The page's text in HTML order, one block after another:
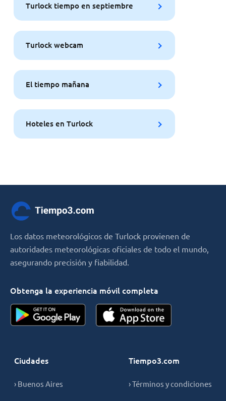
Turlock tiempo en septiembre
Turlock webcam
El tiempo mañana
Hoteles en Turlock
Los datos meteorológicos de Turlock provienen de
autoridades meteorológicas oficiales de todo el mundo,
asegurando precisión y fiabilidad.
Obtenga la experiencia móvil completa
Ciudades
› Buenos Aires
Tiempo3.com
› Términos y condiciones